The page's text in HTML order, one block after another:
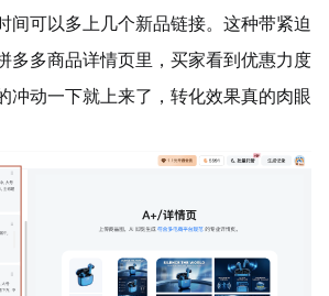
间可以多上几个新品链接。这种带紧迫
多多商品详情页里，买家看到优惠力度
冲动一下就上来了，转化效果真的肉眼